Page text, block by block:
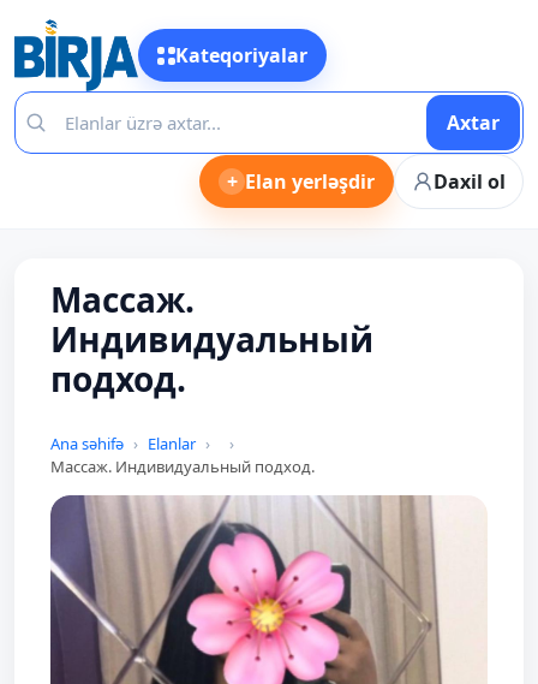
Kateqoriyalar
Axtar
+ Elan yerləşdir Daxil ol
Массаж.
Индивидуальный
подход.
Ana səhifə
Elanlar
Массаж. Индивидуальный подход.